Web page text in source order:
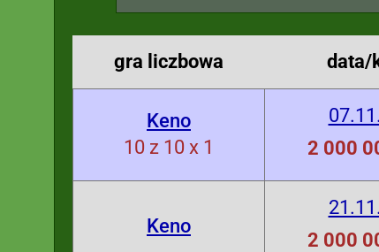
gra liczbowa data/
Keno
10 z 10 x 1
2 000
Keno
2 000